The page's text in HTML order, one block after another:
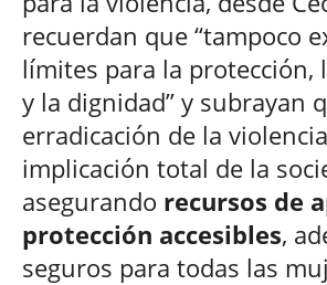
recuerdan que “tampoco
límites para la protección,
y la dignidad” y subrayan
erradicación de la
implicación total de la
asegurando recursos de
protección accesibles,
seguros para todas las